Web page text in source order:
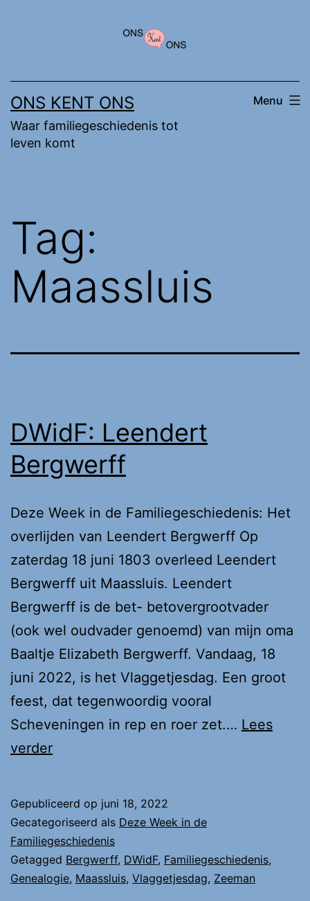
inhoud
ONS KENT ONS
Waar familiegeschiedenis tot
leven komt
Menu
Tag:
Maassluis
DWidF: Leendert
Bergwerff
Deze Week in de Familiegeschiedenis: Het
overlijden van Leendert Bergwerff Op
zaterdag 18 juni 1803 overleed Leendert
Bergwerff uit Maassluis. Leendert
Bergwerff is de bet- betovergrootvader
(ook wel oudvader genoemd) van mijn oma
Baaltje Elizabeth Bergwerff. Vandaag, 18
juni 2022, is het Vlaggetjesdag. Een groot
feest, dat tegenwoordig vooral
Scheveningen in rep en roer zet.… Lees
verderDWidF:
Gepubliceerd op juni 18, 2022
Gecategoriseerd als Deze Week in de
Familiegeschiedenis
Getagged Bergwerff, DWidF, Familiegeschiedenis,
Genealogie, Maassluis, Vlaggetjesdag, Zeeman